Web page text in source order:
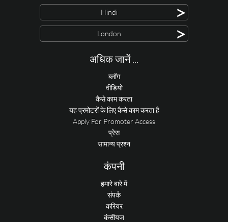
Hindi >
London >
अधिक जानें ...
ब्लॉग
वीडियो
कैसे काम करता
यह प्रमोटरों के लिए कैसे काम करता है
Apply For Promoter Access
प्रेस
सामान्य प्रश्न
कंपनी
हमारे बारे में
संपर्क
करियर
कंसीयज